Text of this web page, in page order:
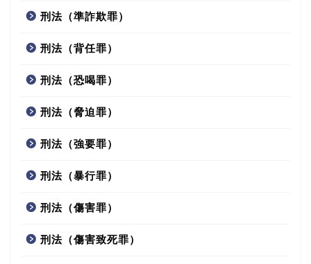
刑法（準詐欺罪）
刑法（背任罪）
刑法（恐喝罪）
刑法（脅迫罪）
刑法（強要罪）
刑法（暴行罪）
刑法（傷害罪）
刑法（傷害致死罪）